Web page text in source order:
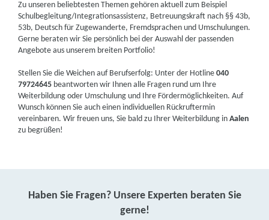
Zu unseren beliebtesten Themen gehören aktuell zum Beispiel
Schulbegleitung/Integrationsassistenz, Betreuungskraft nach §§ 43b,
53b, Deutsch für Zugewanderte, Fremdsprachen und Umschulungen.
Gerne beraten wir Sie persönlich bei der Auswahl der passenden
Angebote aus unserem breiten Portfolio!
Stellen Sie die Weichen auf Berufserfolg: Unter der Hotline040
79724645 beantworten wir Ihnen alle Fragen rund um Ihre
Weiterbildung oder Umschulung und Ihre Fördermöglichkeiten. Auf
Wunsch können Sie auch einen individuellen Rückruftermin
vereinbaren. Wir freuen uns, Sie bald zu Ihrer Weiterbildung inAalen
zu begrüßen!
Haben Sie Fragen? Unsere Experten beraten Sie
gerne!